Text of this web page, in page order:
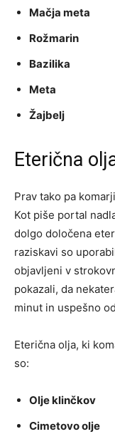
Mačja meta
Rožmarin
Bazilika
Meta
Žajbelj
Eterična
Prav tako pa
Kot piše portal
dolgo določena
raziskavi so
objavljeni v
pokazali, da
minut in uspešno
Eterična olja, ki
so:
Olje klinčkov
Cimetovo olje